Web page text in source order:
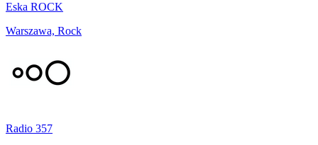
Eska ROCK
Warszawa, Rock
Radio 357